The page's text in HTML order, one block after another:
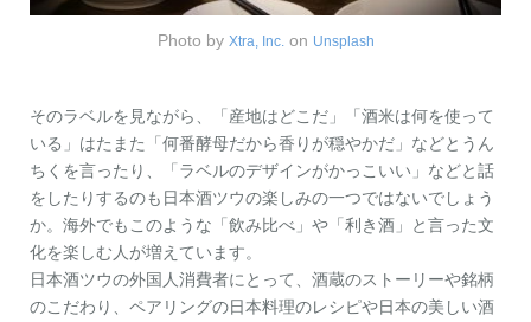
Photo by Xtra, Inc.on Unsplash
そのラベルを見ながら、「産地はどこだ」「酒米は何を使って
いる」はたまた「何番酵母だから香りが穏やかだ」などとうん
ちくを言ったり、「ラベルのデザインがかっこいい」などと話
をしたりするのも日本酒ツウの楽しみの一つではないでしょう
か。海外でもこのような「飲み比べ」や「利き酒」と言った文
化を楽しむ人が増えています。
日本酒ツウの外国人消費者にとって、酒蔵のストーリーや銘柄
のこだわり、ペアリングの日本料理のレシピや日本の美しい酒